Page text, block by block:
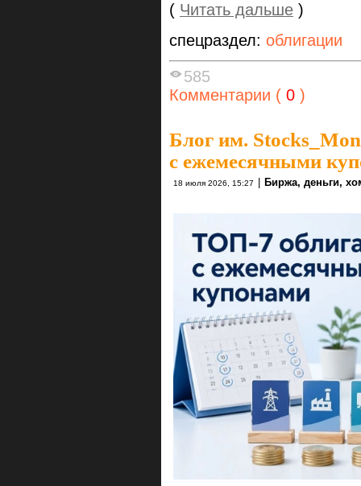
( Читать дальше )
спецраздел: облигации
585
Комментарии ( 0 )
Блог им.
с ежемесячными
18 июля 2026, 15:27 | Биржа, деньги,